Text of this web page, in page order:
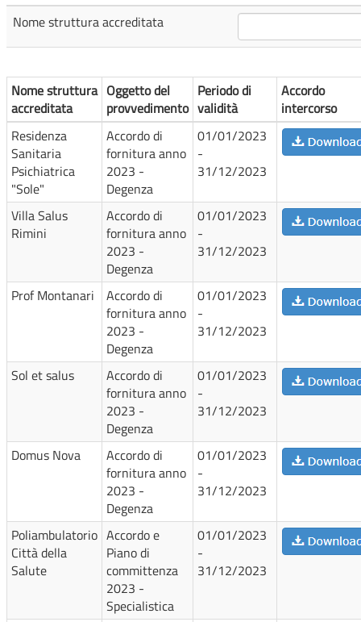
Nome struttura accreditata
Nome struttura
accreditata
Oggetto del
provvedimento
Periodo di
validità
Accordo
intercorso
Residenza
Sanitaria
Psichiatrica
"Sole"
Accordo di
fornitura anno
2023 -
Degenza
01/01/2023
-
31/12/2023
Villa Salus
Rimini
Accordo di
fornitura anno
2023 -
Degenza
01/01/2023
-
31/12/2023
Prof Montanari
Accordo di
fornitura anno
2023 -
Degenza
01/01/2023
-
31/12/2023
Sol et salus
Accordo di
fornitura anno
2023 -
Degenza
01/01/2023
-
31/12/2023
Domus Nova
Accordo di
fornitura anno
2023 -
Degenza
01/01/2023
-
31/12/2023
Poliambulatorio
Città della
Salute
Accordo e
Piano di
committenza
2023 -
Specialistica
01/01/2023
-
31/12/2023